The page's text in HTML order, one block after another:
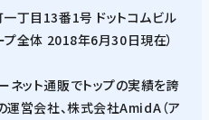
丁目13番1号 ドットコムビル
プ全体 2018年6月30日現在）
ネット通販でトップの実績を誇
運営会社、株式会社AmidA（ア